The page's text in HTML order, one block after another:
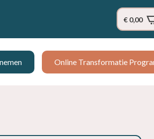
€0,00
Online Transformatie